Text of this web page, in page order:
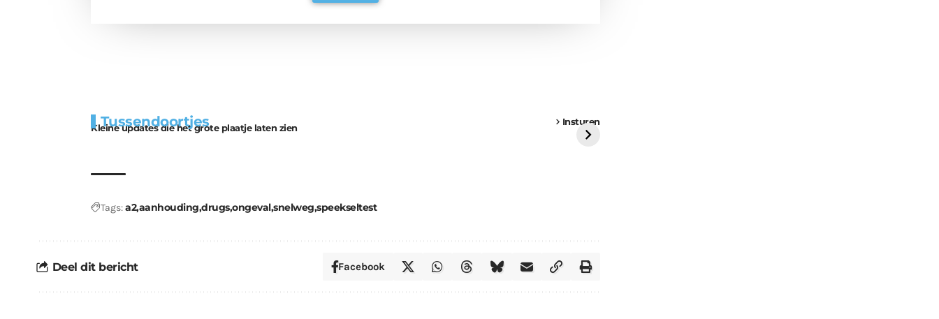
Tussendoortjes Insturen
Kleine updates die het grote plaatje laten zien
bouwmateriaal voor
kabouters
uitdaging
Tags:a2aanhouding drugsongevalsnelweg speekseltest
Deel dit bericht Facebook